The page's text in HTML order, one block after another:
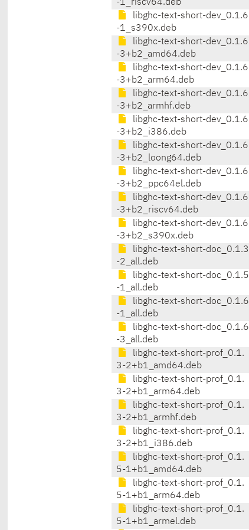
-1_riscv64.deb
libghc-text-short-dev_0.1.6
-1_s390x.deb
libghc-text-short-dev_0.1.6
-3+b2_amd64.deb
libghc-text-short-dev_0.1.6
-3+b2_arm64.deb
libghc-text-short-dev_0.1.6
-3+b2_armhf.deb
libghc-text-short-dev_0.1.6
-3+b2_i386.deb
libghc-text-short-dev_0.1.6
-3+b2_loong64.deb
libghc-text-short-dev_0.1.6
-3+b2_ppc64el.deb
libghc-text-short-dev_0.1.6
-3+b2_riscv64.deb
libghc-text-short-dev_0.1.6
-3+b2_s390x.deb
libghc-text-short-doc_0.1.3
-2_all.deb
libghc-text-short-doc_0.1.5
-1_all.deb
libghc-text-short-doc_0.1.6
-1_all.deb
libghc-text-short-doc_0.1.6
-3_all.deb
libghc-text-short-prof_0.1.
3-2+b1_amd64.deb
libghc-text-short-prof_0.1.
3-2+b1_arm64.deb
libghc-text-short-prof_0.1.
3-2+b1_armhf.deb
libghc-text-short-prof_0.1.
3-2+b1_i386.deb
libghc-text-short-prof_0.1.
5-1+b1_amd64.deb
libghc-text-short-prof_0.1.
5-1+b1_arm64.deb
libghc-text-short-prof_0.1.
5-1+b1_armel.deb